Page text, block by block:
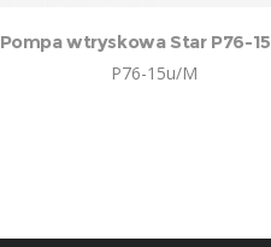
Pompa wtryskowa Star P76-
P76-15u/M